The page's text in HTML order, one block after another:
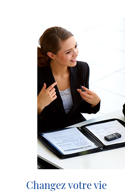
Changez votre vie